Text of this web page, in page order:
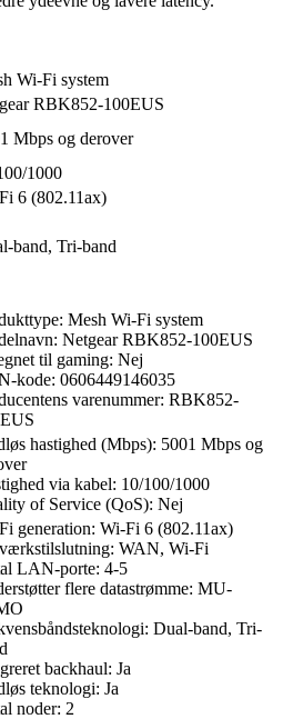
Wi-Fi system
RBK852-100EUS
Mbps og derover
1000
6 (802.11ax)
band, Tri-band
Mesh Wi-Fi system
Netgear RBK852-100EUS
til gaming: Nej
kode: 0606449146035
varenummer: RBK852-
hastighed (Mbps): 5001 Mbps og
via kabel: 10/100/1000
of Service (QoS): Nej
generation: Wi-Fi 6 (802.11ax)
WAN, Wi-Fi
LAN-porte: 4-5
flere datastrømme: MU-
Dual-band, Tri-
backhaul: Ja
teknologi: Ja
noder: 2